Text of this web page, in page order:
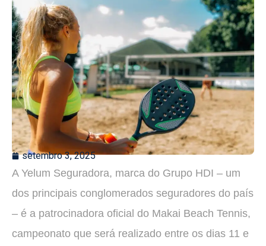
setembro 3, 2025
A Yelum Seguradora, marca do Grupo HDI – um
dos principais conglomerados seguradores do país
– é a patrocinadora oficial do Makai Beach Tennis,
campeonato que será realizado entre os dias 11 e